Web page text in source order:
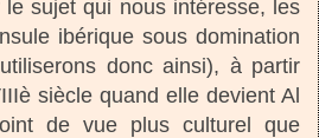
sujet qui nous intéresse, les
ibérique sous domination
donc ainsi), à partir
siècle quand elle devient Al
de vue plus culturel que